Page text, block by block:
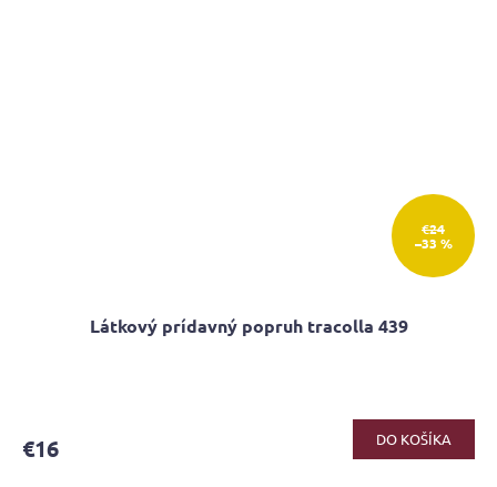
€24
–33 %
Látkový prídavný popruh tracolla 439
€16 DO KOŠÍKA